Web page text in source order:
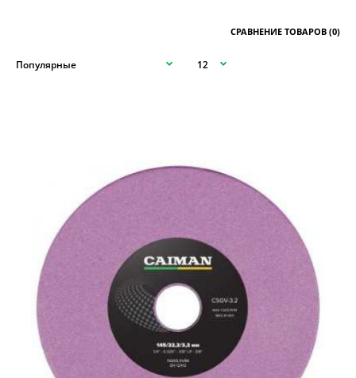
СРАВНЕНИЕ ТОВАРОВ (0)